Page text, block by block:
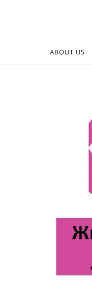
ABOUT US